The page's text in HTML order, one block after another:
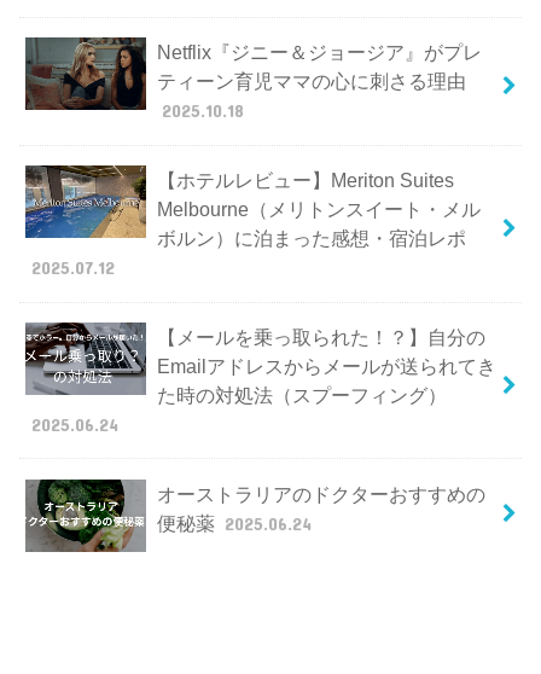
Netflix『ジニー＆ジョージア』がプレ
ティーン育児ママの心に刺さる理由
2025.10.18
【ホテルレビュー】Meriton Suites
Melbourne（メリトンスイート・メル
ボルン）に泊まった感想・宿泊レポ
2025.07.12
【メールを乗っ取られた！？】自分の
Emailアドレスからメールが送られてき
た時の対処法（スプーフィング）
2025.06.24
オーストラリアのドクターおすすめの
便秘薬 2025.06.24